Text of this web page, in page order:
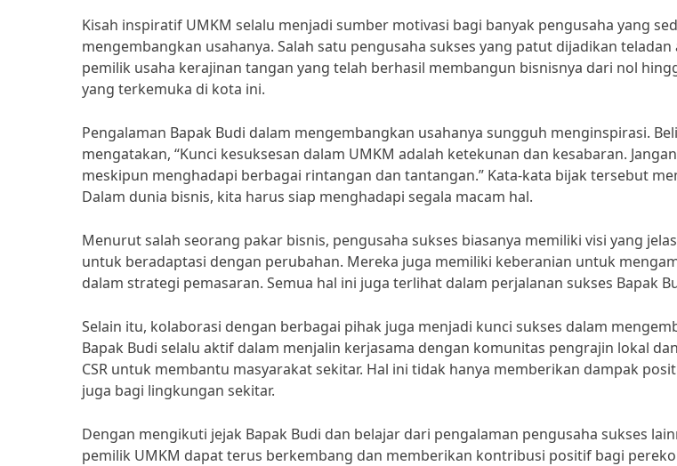
Kisah inspiratif UMKM selalu menjadi sumber motivasi bagi banyak pengusaha yang
mengembangkan usahanya. Salah satu pengusaha sukses yang patut dijadikan teladan
pemilik usaha kerajinan tangan yang telah berhasil membangun bisnisnya dari nol
yang terkemuka di kota ini.
Pengalaman Bapak Budi dalam mengembangkan usahanya sungguh menginspirasi.
mengatakan, “Kunci kesuksesan dalam UMKM adalah ketekunan dan kesabaran.
meskipun menghadapi berbagai rintangan dan tantangan.” Kata-kata bijak tersebut
Dalam dunia bisnis, kita harus siap menghadapi segala macam hal.
Menurut salah seorang pakar bisnis, pengusaha sukses biasanya memiliki visi yang
untuk beradaptasi dengan perubahan. Mereka juga memiliki keberanian untuk
dalam strategi pemasaran. Semua hal ini juga terlihat dalam perjalanan sukses Bapak
Selain itu, kolaborasi dengan berbagai pihak juga menjadi kunci sukses dalam
Bapak Budi selalu aktif dalam menjalin kerjasama dengan komunitas pengrajin lokal
CSR untuk membantu masyarakat sekitar. Hal ini tidak hanya memberikan dampak
juga bagi lingkungan sekitar.
Dengan mengikuti jejak Bapak Budi dan belajar dari pengalaman pengusaha sukses
pemilik UMKM dapat terus berkembang dan memberikan kontribusi positif bagi